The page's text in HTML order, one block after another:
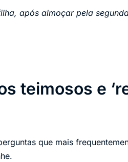
após almoçar pela
teimosos e
que mais